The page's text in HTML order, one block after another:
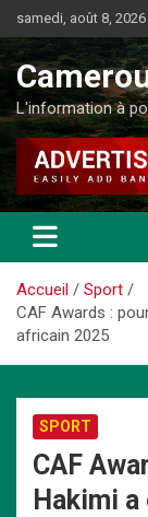
au
contenu
samedi, août 8, 2026
L'information à
Accueil
Sport
CAF Awards :
africain 2025
SPORT
CAF
Hakimi